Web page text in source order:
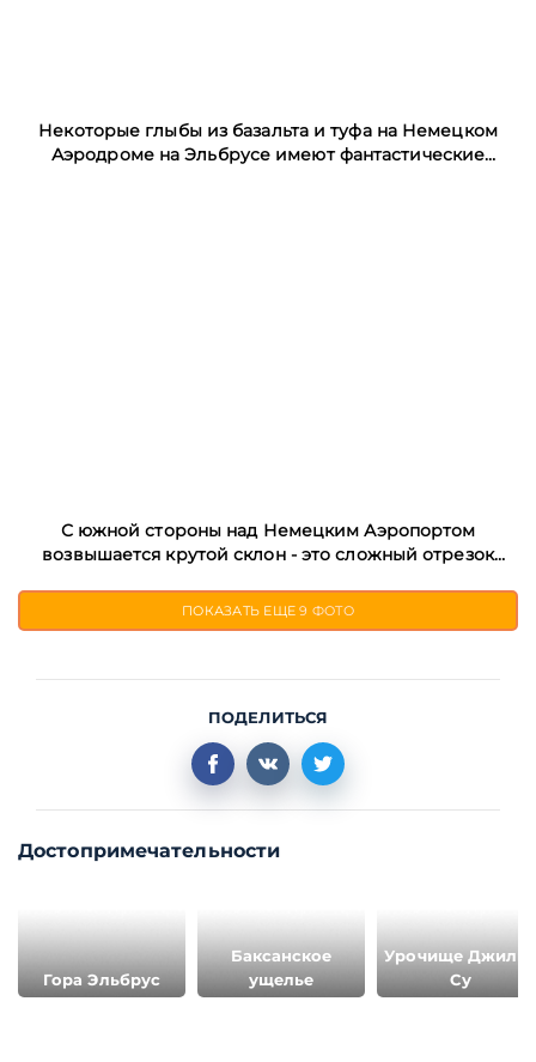
Некоторые глыбы из базальта и туфа на Немецком
Аэродроме на Эльбрусе имеют фантастические
С южной стороны над Немецким Аэропортом
возвышается крутой склон - это сложный отрезок
ПОКАЗАТЬ ЕЩЕ9 ФОТО
ПОДЕЛИТЬСЯ
Достопримечательности
Гора Эльбрус
Баксанское
ущелье
Урочище Джилы-
Су